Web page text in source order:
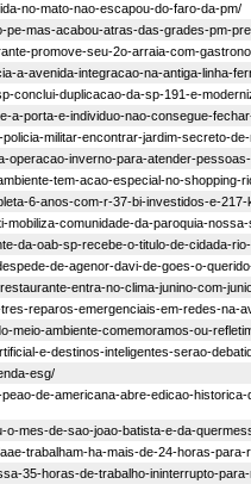
no-mato-nao-escapou-do-faro-da-pm/
pe-mas-acabou-atras-das-grades-pm-
promove-seu-2o-arraia-com-
a-avenida-integracao-na-antiga-linha-
conclui-duplicacao-da-sp-191-e-
a-porta-e-individuo-nao-consegue-
militar-encontrar-jardim-secreto-
operacao-inverno-para-atender-
tem-acao-especial-no-shopping-
6-anos-com-r-37-bi-investidos-e-
comunidade-da-paroquia-
da-oab-sp-recebe-o-titulo-de-cidada-
de-agenor-davi-de-goes-o-
entra-no-clima-junino-com-
reparos-emergenciais-em-redes-na-
meio-ambiente-comemoramos-ou-
e-destinos-inteligentes-serao-
esg/
de-americana-abre-edicao-
o-mes-de-sao-joao-batista-e-da-
trabalham-ha-mais-de-24-horas-
35-horas-de-trabalho-ininterrupto-